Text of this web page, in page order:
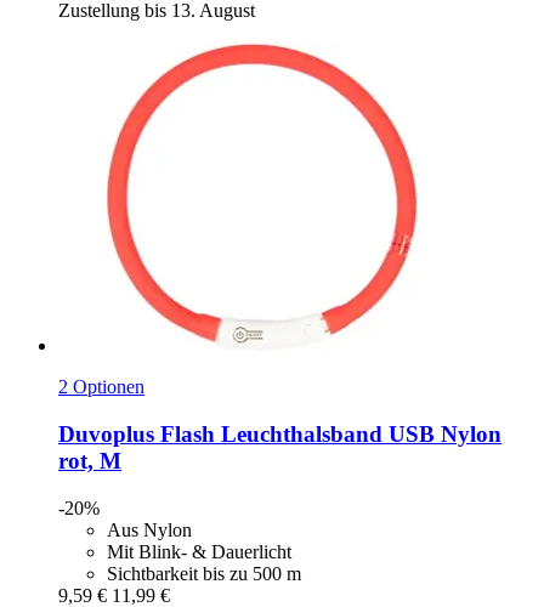
Zustellung bis 13. August
2 Optionen
Duvoplus Flash Leuchthalsband USB Nylon
rot, M
-20%
Aus Nylon
Mit Blink- & Dauerlicht
Sichtbarkeit bis zu 500 m
9,59 € 11,99 €